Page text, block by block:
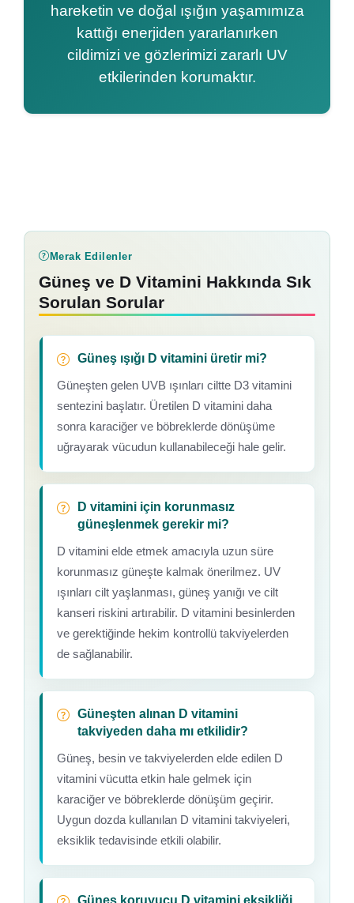
hareketin ve doğal ışığın yaşamımıza
kattığı enerjiden yararlanırken
cildimizi ve gözlerimizi zararlı UV
etkilerinden korumaktır.
Merak Edilenler
Güneş ve D Vitamini Hakkında Sık
Sorulan Sorular
Güneş ışığı D vitamini üretir mi?
Güneşten gelen UVB ışınları ciltte D3 vitamini
sentezini başlatır. Üretilen D vitamini daha
sonra karaciğer ve böbreklerde dönüşüme
uğrayarak vücudun kullanabileceği hale gelir.
D vitamini için korunmasız
güneşlenmek gerekir mi?
D vitamini elde etmek amacıyla uzun süre
korunmasız güneşte kalmak önerilmez. UV
ışınları cilt yaşlanması, güneş yanığı ve cilt
kanseri riskini artırabilir. D vitamini besinlerden
ve gerektiğinde hekim kontrollü takviyelerden
de sağlanabilir.
Güneşten alınan D vitamini
takviyeden daha mı etkilidir?
Güneş, besin ve takviyelerden elde edilen D
vitamini vücutta etkin hale gelmek için
karaciğer ve böbreklerde dönüşüm geçirir.
Uygun dozda kullanılan D vitamini takviyeleri,
eksiklik tedavisinde etkili olabilir.
Güneş koruyucu D vitamini eksikliği